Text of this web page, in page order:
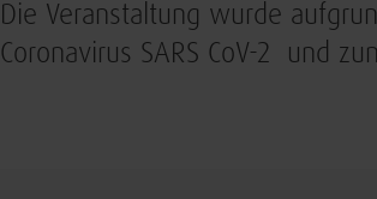
Die Veranstaltung wurde
Coronavirus SARS CoV-2 und